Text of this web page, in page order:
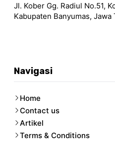
Jl. Kober Gg. Radiul No.51,
Kabupaten Banyumas, Jawa
Navigasi
Home
Contact us
Artikel
Terms & Conditions